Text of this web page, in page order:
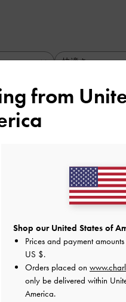
快適さ
from
Shop our United States of
Prices and payment
US $.
Orders placed on
only be delivered within
America.